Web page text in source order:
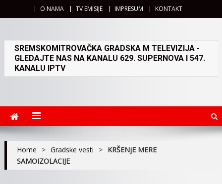
O NAMA TV EMISIJE IMPRESUM KONTAKT
SREMSKOMITROVAČKA GRADSKA M TELEVIZIJA -
GLEDAJTE NAS NA KANALU 629. SUPERNOVA I 547.
KANALU IPTV
Home > Gradske vesti > KRŠENjE MERE
SAMOIZOLACIJE